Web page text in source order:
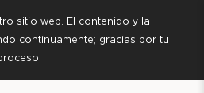
sitio web. El contenido y la
continuamente; gracias por tu